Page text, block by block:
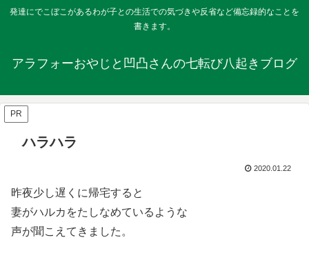
発達にでこぼこがあるわが子との生活での気づきや反省など備忘録的なことを
書きます。
アラフォーおやじと凹凸さんの七転び八起きブログ
PR
ハラハラ
2020.01.22
昨夜少し遅くに帰宅すると
妻がハルカをたしなめているような
声が聞こえてきました。